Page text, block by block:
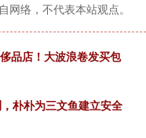
网络，不代表本站观点。
品店！大波浪卷发买包
朴朴为三文鱼建立安全